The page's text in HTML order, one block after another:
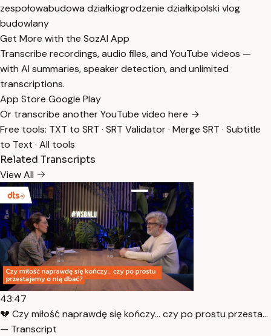
zespołowabudowa działkiogrodzenie działkipolski vlog
budowlany
Get More with the SozAI App
Transcribe recordings, audio files, and YouTube videos —
with AI summaries, speaker detection, and unlimited
transcriptions.
App Store Google Play
Or transcribe another YouTube video here →
Free tools: TXT to SRT · SRT Validator· Merge SRT · Subtitle
to Text · All tools
Related Transcripts
View All
43:47
💔 Czy miłość naprawdę się kończy… czy po prostu przesta…
— Transcript